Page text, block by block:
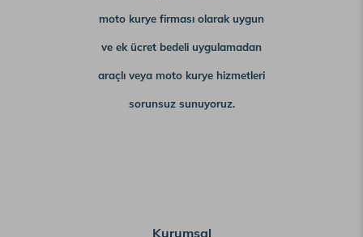
moto kurye firması olarak uygun
ve ek ücret bedeli uygulamadan
araçlı veya moto kurye hizmetleri
sorunsuz sunuyoruz.
Kurumsal